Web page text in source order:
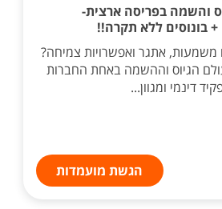
והשמה בפריסה ארצית-
+ בונוסים ללא תקרה!!
אתגר ואפשרויות צמיחה?
הגיוס וההשמה באחת החברות
דינמי ומגוון...
הגשת מועמדות